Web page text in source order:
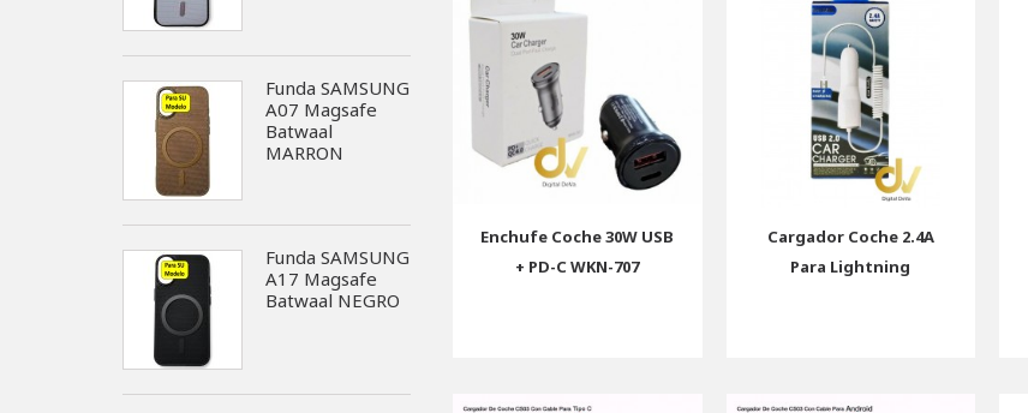
Funda SAMSUNG
A07 Magsafe
Batwaal
MARRON
Funda SAMSUNG
A17 Magsafe
Batwaal NEGRO
Enchufe Coche 30W USB
+ PD-C WKN-707
Cargador Coche 2.4A
Para Lightning